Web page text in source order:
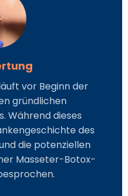
vor Beginn der
gründlichen
Während dieses
des
die potenziellen
Masseter-Botox-